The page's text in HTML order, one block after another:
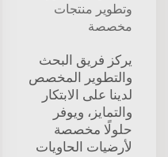
وتطوير منتجات
مخصصة
يركز فريق البحث
والتطوير المخصص
لدينا على الابتكار
والتمايز، ويوفر
حلولًا مخصصة
لأرضيات الحاويات